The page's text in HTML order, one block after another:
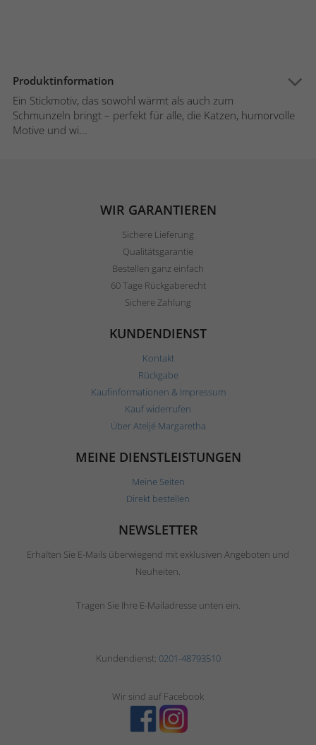
Produktinformation
Ein Stickmotiv, das sowohl wärmt als auch zum
Schmunzeln bringt – perfekt für alle, die Katzen, humorvolle
Motive und wi...
WIR GARANTIEREN
Sichere Lieferung
Qualitätsgarantie
Bestellen ganz einfach
60 Tage Rückgaberecht
Sichere Zahlung
KUNDENDIENST
Kontakt
Rückgabe
Kaufinformationen & Impressum
Kauf widerrufen
Über Ateljé Margaretha
MEINE DIENSTLEISTUNGEN
Meine Seiten
Direkt bestellen
NEWSLETTER
Erhalten Sie E-Mails überwiegend mit exklusiven Angeboten und
Neuheiten.
Tragen Sie Ihre E-Mailadresse unten ein.
Kundendienst: 0201-48793510
Wir sind auf Facebook